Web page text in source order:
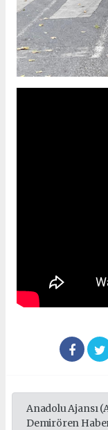
Anadolu Ajansı
Demirören